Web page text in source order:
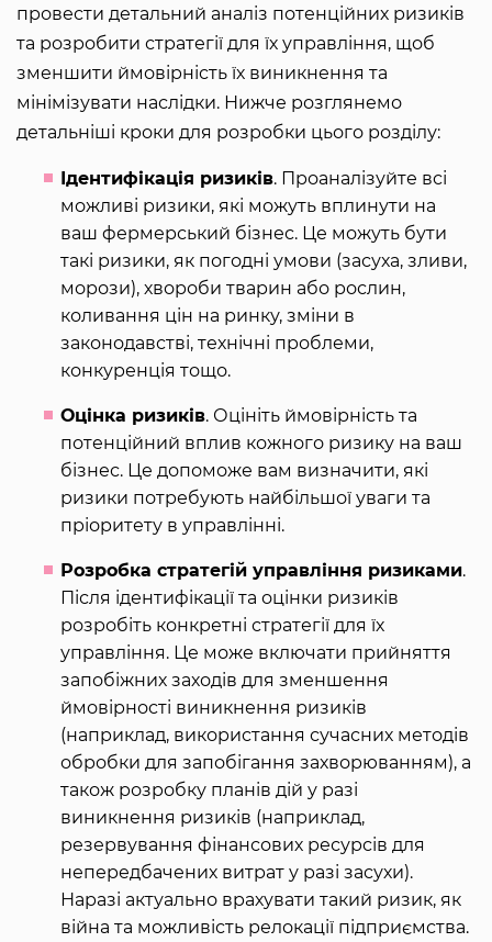
провести детальний аналіз потенційних ризиків
та розробити стратегії для їх управління, щоб
зменшити ймовірність їх виникнення та
мінімізувати наслідки. Нижче розглянемо
детальніші кроки для розробки цього розділу:
Ідентифікація ризиків. Проаналізуйте всі
можливі ризики, які можуть вплинути на
ваш фермерський бізнес. Це можуть бути
такі ризики, як погодні умови (засуха, зливи,
морози), хвороби тварин або рослин,
коливання цін на ринку, зміни в
законодавстві, технічні проблеми,
конкуренція тощо.
Оцінка ризиків. Оцініть ймовірність та
потенційний вплив кожного ризику на ваш
бізнес. Це допоможе вам визначити, які
ризики потребують найбільшої уваги та
пріоритету в управлінні.
Розробка стратегій управління ризиками.
Після ідентифікації та оцінки ризиків
розробіть конкретні стратегії для їх
управління. Це може включати прийняття
запобіжних заходів для зменшення
ймовірності виникнення ризиків
(наприклад, використання сучасних методів
обробки для запобігання захворюванням), а
також розробку планів дій у разі
виникнення ризиків (наприклад,
резервування фінансових ресурсів для
непередбачених витрат у разі засухи).
Наразі актуально врахувати такий ризик, як
війна та можливість релокації підприємства.